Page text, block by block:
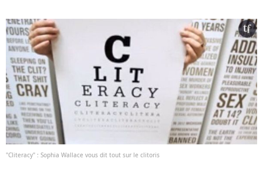
"Cliteracy" : Sophia Wallace vous dit tout sur le clitoris